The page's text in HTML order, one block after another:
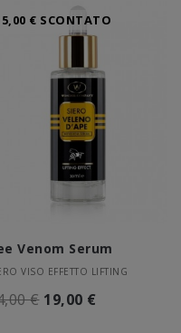
€ SCONTATO
Venom Serum
VISO EFFETTO LIFTING
€ 19,00 €